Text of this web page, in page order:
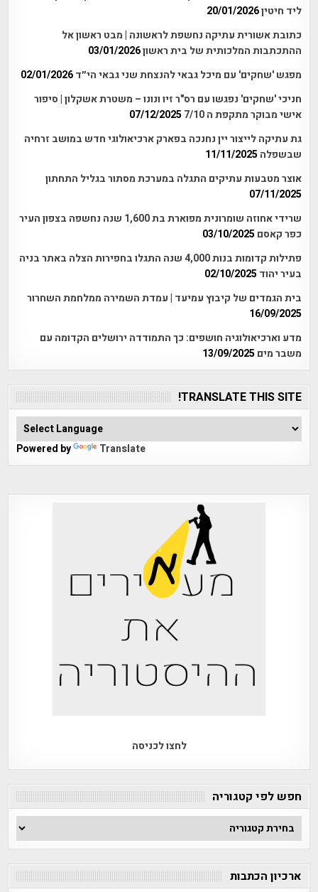
ליד חיטין20/01/2026
כתובת אשורית עתיקה נחשפת לראשונה | מבט ראשון אל
ההתכתבות המלכותית של בית ראשון03/01/2026
מפגש 'שחקים' עם מיכל גבאי להנצחת שני גבאי הי״ד 02/01/2026
חניכי 'שחקים' נפגשו עם רס"ר זיו ונונו – משטרת אשקלון | סיפור
אישי מבוקר מתקפת ה 7/10
07/12/2025
גת עתיקה לייצור יין נחנכה בפארק ארכיאולוגי חדש במושב זרחיה
שבשפלה 11/11/2025
אוצר מטבעות עתיקים התגלה במערכת מסתור בגליל התחתון
07/11/2025
שרידי אחוזה שומרונית מפוארת בת 1,600 שנה נחשפה בצפון העיר
כפר קאסם 03/10/2025
פתילות קדומות בנות 4,000 שנה התגלו בחפירות הצלה באתר בניה
בעיר יהוד 02/10/2025
בית הגמדים של קיבוץ עמיעד | עמדת השמירה ממלחמת השחרור
16/09/2025
מדע וארכיאולוגיה חושפים: כך התמודדה ירושלים הקדומה עם
משבר מים 13/09/2025
TRANSLATE THIS SITE!
Powered by Translate
לחצו לכניסה
חפש לפי קטגוריה
חפש
לפי
קטגוריה
ארכיון הכתבות